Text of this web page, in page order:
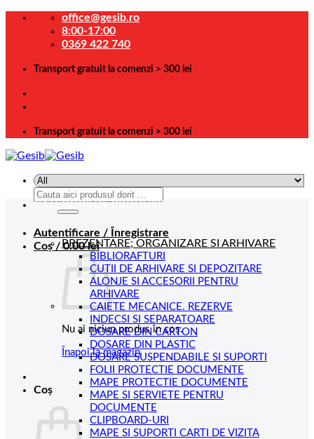
Skip
office@gesib.ro
8:00-17:00
0369 422 740
Transport gratuit la comenzi > 300 lei
Transport gratuit la comenzi > 300 lei
Caută
Autentificare / Înregistrare
Coș /0.00lei
Nu ai niciun produs în coș.
Înapoi la magazin
Coș
CATEGORII DE PRODUSE
PREZENTARE; ORGANIZARE SI ARHIVARE
BIBLIORAFTURI
CUTII DE ARHIVARE SI DEPOZITARE
ALONJE SI ACCESORII PENTRU
ARHIVARE
CAIETE MECANICE. REZERVE
INDECSI SI SEPARATOARE
DOSARE DIN CARTON
DOSARE DIN PLASTIC
DOSARE SUSPENDABILE SI SUPORTI
FOLII PROTECTIE DOCUMENTE
MAPE PROTECTIE DOCUMENTE
MAPE SI SERVIETE PENTRU
DOCUMENTE
CLIPBOARD-URI
MAPE SI SUPORTI CARTI DE VIZITA